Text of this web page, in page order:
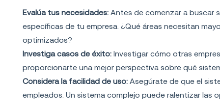
Evalúa tus necesidades: Antes de comenzar a buscar
específicas de tu empresa. ¿Qué áreas necesitan
optimizados?
Investiga casos de éxito: Investigar cómo otras
proporcionarte una mejor perspectiva sobre qué
Considera la facilidad de uso: Asegúrate de que el
empleados. Un sistema complejo puede ralentizar las